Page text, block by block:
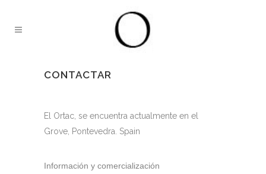
CONTACTAR
El Ortac, se encuentra actualmente en el
Grove, Pontevedra. Spain
Información y comercialización